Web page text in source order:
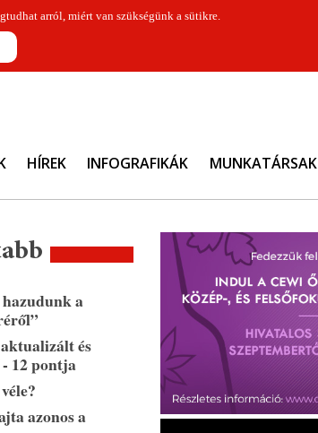
arról, miért van szükségünk a sütikre.
HÍREK INFOGRAFIKÁK MUNKATÁRSAK
a
és
- 12 pontja
azonos a